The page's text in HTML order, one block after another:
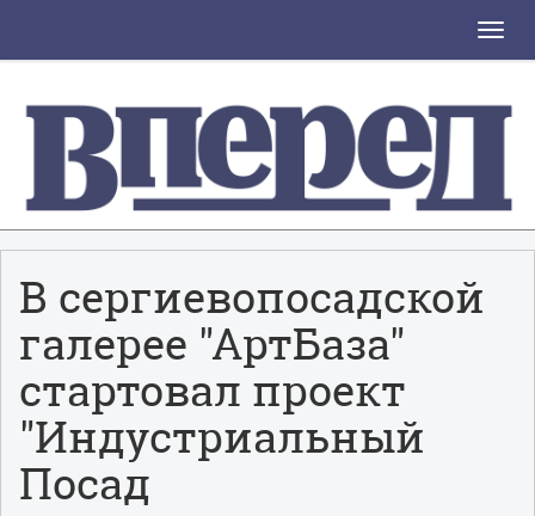
Toggle
В сергиевопосадской
галерее "АртБаза"
стартовал проект
"Индустриальный
Посад